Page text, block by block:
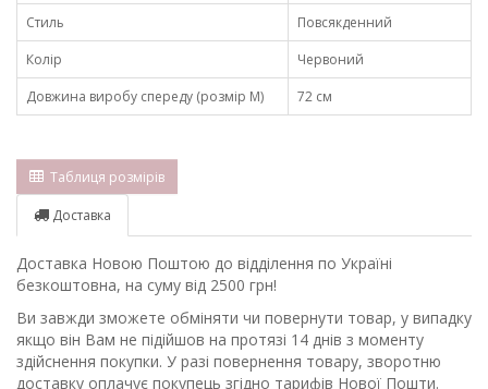
Стиль
Повсякденний
Колір
Червоний
Довжина виробу спереду (розмір М)
72 см
Таблиця розмірів
Доставка
Доставка Новою Поштою до відділення по Україні
безкоштовна, на суму від 2500 грн!
Ви завжди зможете обміняти чи повернути товар, у випадку
якщо він Вам не підійшов на протязі 14 днів з моменту
здійснення покупки. У разі повернення товару, зворотню
доставку оплачує покупець згідно тарифів Нової Пошти.